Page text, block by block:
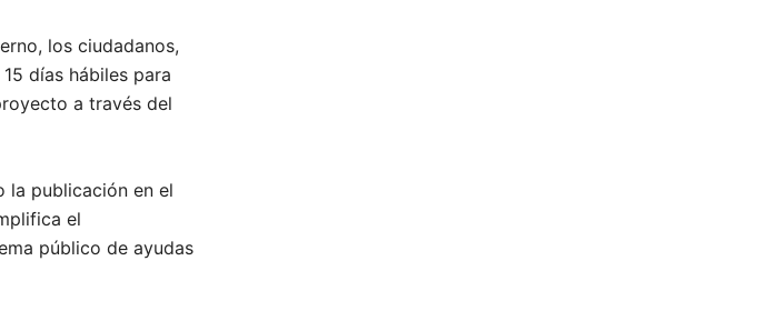
los ciudadanos,
días hábiles para
a través del
la publicación en el
el
público de ayudas